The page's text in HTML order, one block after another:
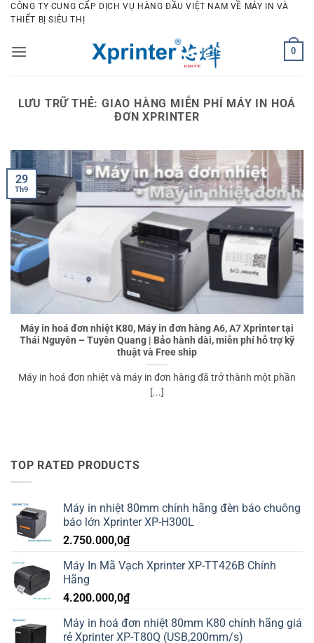
Bỏ
qua
dung
CÔNG TY CUNG CẤP DỊCH VỤ HÀNG ĐẦU VIỆT NAM VỀ MÁY IN VÀ
THIẾT BỊ SIÊU THỊ
0
LƯU TRỮ THẺ:GIAO HÀNG MIỄN PHÍ MÁY IN HOÁ
ĐƠN XPRINTER
Máy in hoá đơn nhiệt K80, Máy in đơn hàng A6, A7 Xprinter tại
Thái Nguyên – Tuyên Quang | Bảo hành dài, miễn phí hỗ trợ kỹ
thuật và Free ship
Máy in hoá đơn nhiệt và máy in đơn hàng đã trở thành một phần
[...]
29
Th9
TOP RATED PRODUCTS
Máy in nhiệt 80mm chính hãng đèn báo chuông
báo lớn Xprinter XP-H300L
2.750.000,0₫
Máy In Mã Vạch Xprinter XP-TT426B Chính
Hãng
4.200.000,0₫
Máy in hoá đơn nhiệt 80mm K80 chính hãng giá
rẻ Xprinter XP-T80Q (USB,200mm/s)